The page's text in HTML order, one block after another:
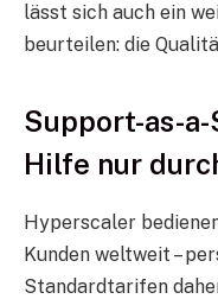
lässt sich auch ein
beurteilen: die
Support-as-
Hilfe nur
Hyperscaler
Kunden weltweit –
Standardtarifen